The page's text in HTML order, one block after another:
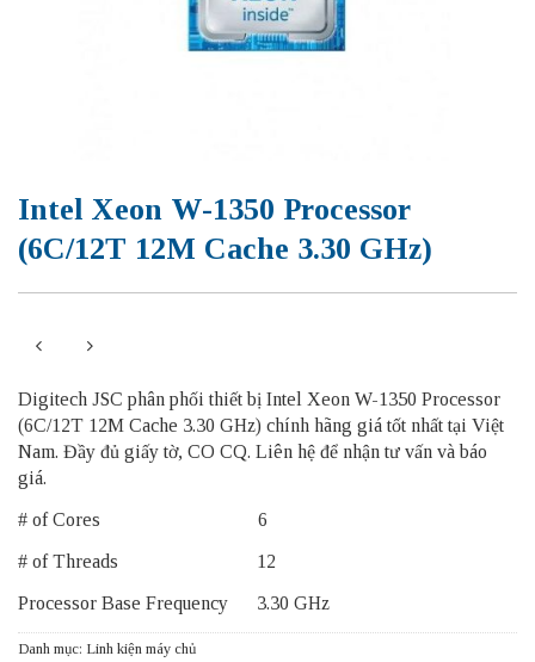
Intel Xeon W-1350 Processor
(6C/12T 12M Cache 3.30 GHz)
Digitech JSC phân phối thiết bị Intel Xeon W-1350 Processor
(6C/12T 12M Cache 3.30 GHz) chính hãng giá tốt nhất tại Việt
Nam. Đầy đủ giấy tờ, CO CQ. Liên hệ để nhận tư vấn và báo
giá.
# of Cores 6
# of Threads 12
Processor Base Frequency 3.30 GHz
Danh mục: Linh kiện máy chủ